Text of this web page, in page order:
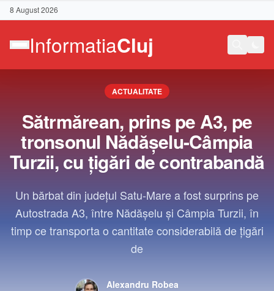
8 August 2026
ACTUALITATE
Sătrmărean, prins pe A3, pe
tronsonul Nădășelu-Câmpia
Turzii, cu țigări de contrabandă
Un bărbat din județul Satu-Mare a fost surprins pe
Autostrada A3, între Nădășelu și Câmpia Turzii, în
timp ce transporta o cantitate considerabilă de țigări
de
Alexandru Robea